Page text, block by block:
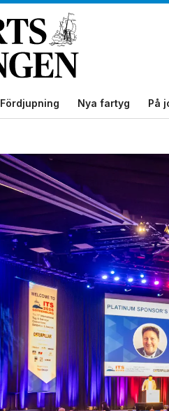
Fördjupning Nya fartyg På